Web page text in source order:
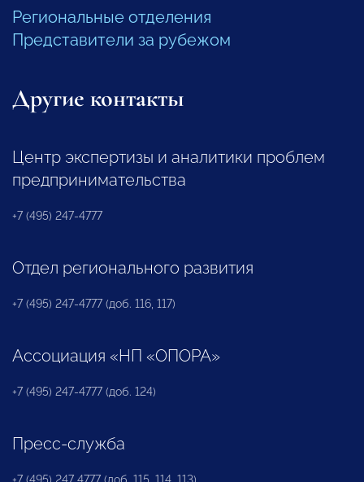
Региональные отделения
Представители за рубежом
Другие контакты
Центр экспертизы и аналитики проблем
предпринимательства
+7 (495) 247-4777
Отдел регионального развития
+7 (495) 247-4777 (доб. 116, 117)
Ассоциация «НП «ОПОРА»
+7 (495) 247-4777 (доб. 124)
Пресс-служба